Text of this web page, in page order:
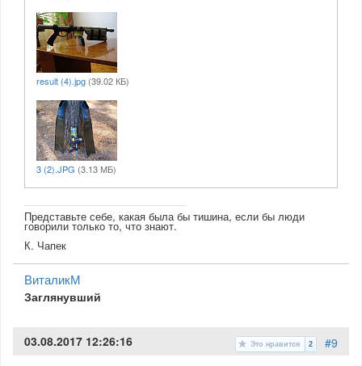
result (4).jpg (39.02 КБ)
3 (2).JPG (3.13 МБ)
Представьте себе, какая была бы тишина, если бы люди
говорили только то, что знают.
К. Чапек
ВиталикМ
Заглянувший
#9
Это нравится 2
03.08.2017 12:26:16